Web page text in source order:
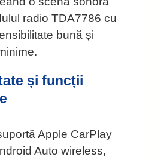
radio TDA7786 cu
bună și
și funcții
Apple CarPlay
Auto wireless,